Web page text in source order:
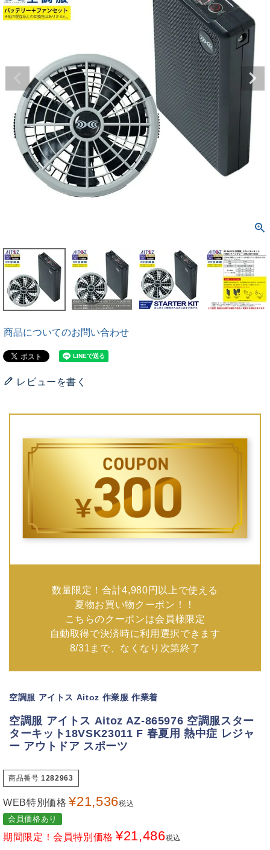
商品についてのお問い合わせ
レビューを書く
数量限定！合計4,980円以上で使える
夏物お買い物クーポン！！
こちらのクーポンは会員様限定
自動取得で決済時に利用選択できます
8/31まで、なくなり次第終了
空調服 アイトス Aitoz 作業服 作業着
空調服 アイトス Aitoz AZ-865976 空調服スター
ターキット18VSK23011 F 春夏用 熱中症 レジャ
ー アウトドア スポーツ
商品番号 1282963
WEB特別価格 ¥21,536税込
会員価格あり
期間限定！会員特別価格 ¥21,486税込